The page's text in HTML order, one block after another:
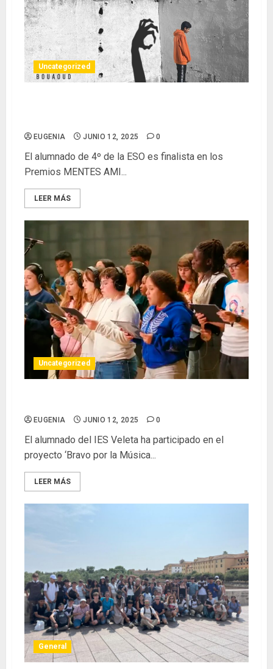
Uncategorized
EUGENIA JUNIO 12, 2025 0
El alumnado de 4º de la ESO es finalista en los
Premios MENTES AMI...
LEER MÁS
Uncategorized
EUGENIA JUNIO 12, 2025 0
El alumnado del IES Veleta ha participado en el
proyecto ‘Bravo por la Música...
LEER MÁS
General